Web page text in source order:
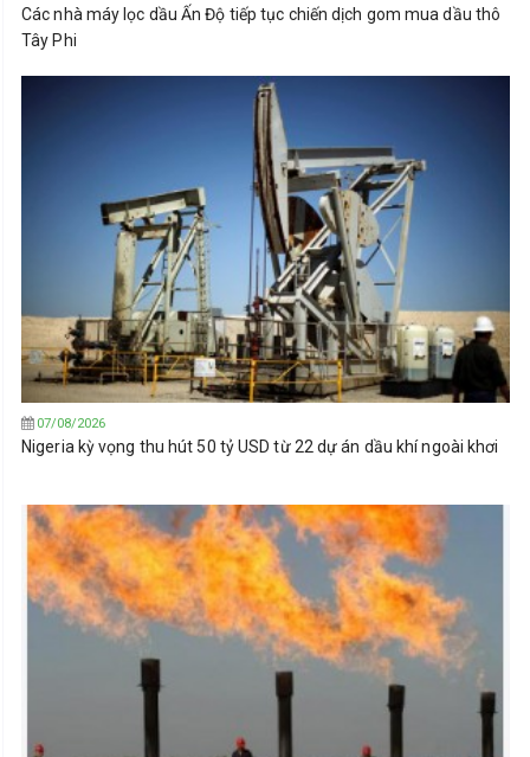
Các nhà máy lọc dầu Ấn Độ tiếp tục chiến dịch gom mua dầu thô
Tây Phi
07/08/2026
Nigeria kỳ vọng thu hút 50 tỷ USD từ 22 dự án dầu khí ngoài khơi